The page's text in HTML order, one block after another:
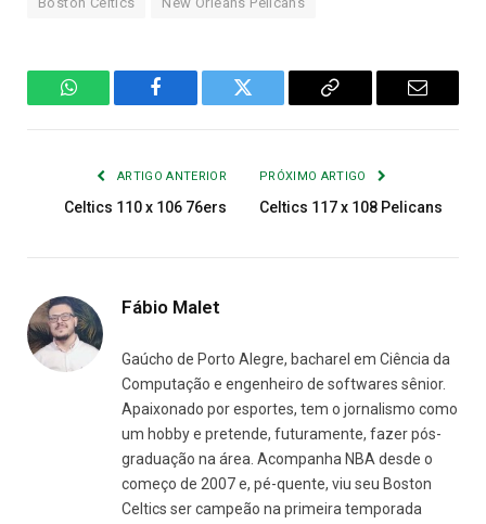
WhatsAppFacebook Twitter
Copiar
E-
ARTIGO ANTERIOR
Celtics 110 x 106 76ers
PRÓXIMO ARTIGO
Celtics 117 x 108 Pelicans
Fábio Malet
Gaúcho de Porto Alegre, bacharel em Ciência da
Computação e engenheiro de softwares sênior.
Apaixonado por esportes, tem o jornalismo como
um hobby e pretende, futuramente, fazer pós-
graduação na área. Acompanha NBA desde o
começo de 2007 e, pé-quente, viu seu Boston
Celtics ser campeão na primeira temporada